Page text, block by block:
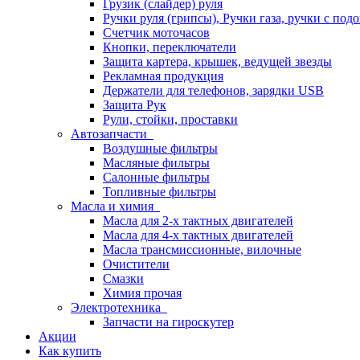
Грузик (слайдер) руля
Ручки руля (грипсы), Ручки газа, ручки с
Счетчик моточасов
Кнопки, переключатели
Защита картера, крышек, ведущей звезды
Рекламная продукция
Держатели для телефонов, зарядки USB
Защита Рук
Рули, стойки, проставки
Автозапчасти
Воздушные фильтры
Масляные фильтры
Салонные фильтры
Топливные фильтры
Масла и химия
Масла для 2-х тактных двигателей
Масла для 4-х тактных двигателей
Масла трансмиссионные, вилочные
Очистители
Смазки
Химия прочая
Электротехника
Запчасти на гироскутер
Акции
Как купить